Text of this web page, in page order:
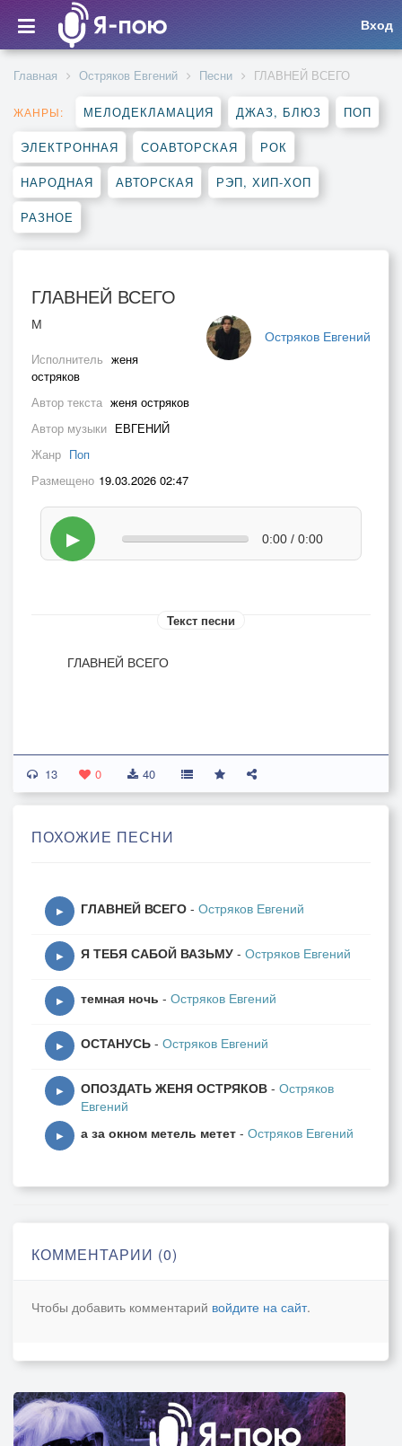
Вход
Главная Остряков Евгений Песни ГЛАВНЕЙ ВСЕГО
ЖАНРЫ: МЕЛОДЕКЛАМАЦИЯ ДЖАЗ, БЛЮЗ ПОП
ЭЛЕКТРОННАЯ СОАВТОРСКАЯ РОК
НАРОДНАЯ АВТОРСКАЯ РЭП, ХИП-ХОП
РАЗНОЕ
ГЛАВНЕЙ ВСЕГО
Остряков Евгений
М
Исполнитель женя
остряков
Автор текста женя остряков
Автор музыки ЕВГЕНИЙ
Жанр Поп
Размещено 19.03.2026 02:47
▶ 0:00 / 0:00
Текст песни
ГЛАВНЕЙ ВСЕГО
13 0 40
ПОХОЖИЕ ПЕСНИ
▶ ГЛАВНЕЙ ВСЕГО - Остряков Евгений
▶ Я ТЕБЯ САБОЙ ВАЗЬМУ - Остряков Евгений
▶ темная ночь - Остряков Евгений
▶ ОСТАНУСЬ - Остряков Евгений
▶ ОПОЗДАТЬ ЖЕНЯ ОСТРЯКОВ - Остряков
Евгений
▶ а за окном метель метет - Остряков Евгений
КОММЕНТАРИИ (0)
Чтобы добавить комментарий войдите на сайт.